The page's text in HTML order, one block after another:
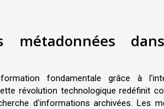
métadonnées
fondamentale grâce à
révolution technologique redéfinit
d'informations archivées. Les